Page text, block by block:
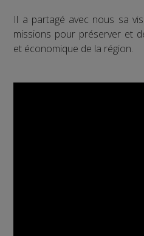
Il a partagé avec nous sa
missions pour préserver et
et économique de la région.